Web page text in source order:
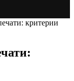
критерии